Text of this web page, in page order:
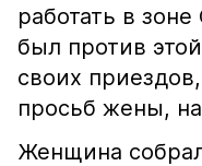
работать в
был против
своих
просьб жены,
Женщина